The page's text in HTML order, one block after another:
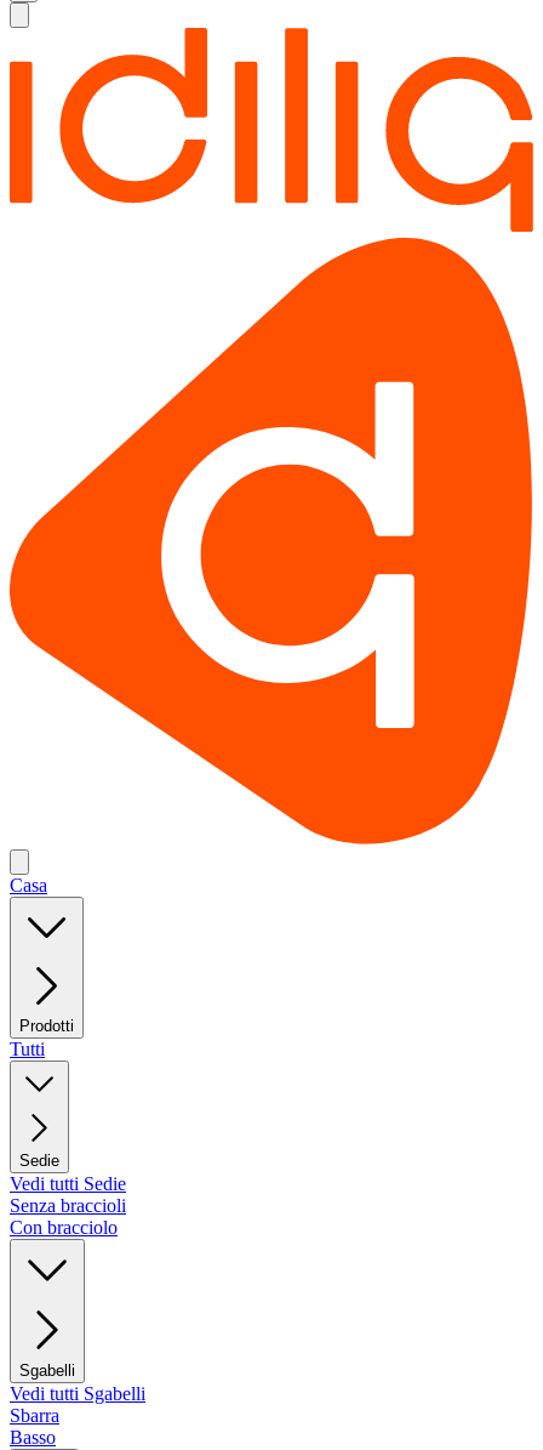
Casa
Prodotti
Tutti
Sedie
Vedi tutti Sedie
Senza braccioli
Con bracciolo
Sgabelli
Vedi tutti Sgabelli
Sbarra
Basso